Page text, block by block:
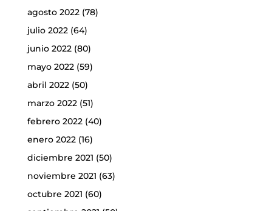
agosto 2022(78)
julio 2022(64)
junio 2022(80)
mayo 2022(59)
abril 2022(50)
marzo 2022(51)
febrero 2022(40)
enero 2022(16)
diciembre 2021 (50)
noviembre 2021 (63)
octubre 2021 (60)